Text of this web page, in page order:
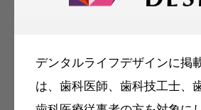
デンタルライフデザインに掲
は、歯科医師、歯科技工士、
容のメールマガジンをお